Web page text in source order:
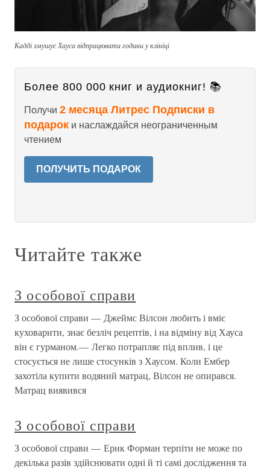
Кадді змушує Хауса відпрацювати години у клініці
Более 800 000 книг и аудиокниг! 📚
Получи 2 месяца Литрес Подписки в
подарок и наслаждайся неограниченным
чтением
ПОЛУЧИТЬ ПОДАРОК
Читайте также
З особової справи
З особової справи — Джеймс Вілсон любить і вміє
куховарити, знає безліч рецептів, і на відміну від Хауса
він є гурманом.— Легко потрапляє під вплив, і це
стосується не лише стосунків з Хаусом. Коли Ембер
захотіла купити водяний матрац, Вілсон не опирався.
Матрац виявився
З особової справи
З особової справи — Ерик Форман терпіти не може по
декілька разів здійснювати одні й ті самі дослідження та